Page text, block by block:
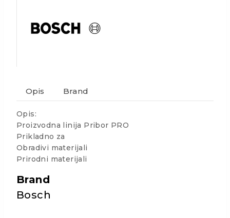
Opis Brand
Opis:
Proizvodna linija Pribor PRO
Prikladno za
Obradivi materijali
Prirodni materijali
Brand
Bosch